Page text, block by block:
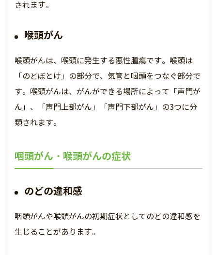
されます。
喉頭がん
喉頭がんは、喉頭に発生する悪性腫瘍です。喉頭は
「のどぼとけ」の部分で、気管と咽頭をつなぐ部分で
す。喉頭がんは、がんができる場所によって「声門が
ん」、「声門上部がん」「声門下部がん」の3つに分
類されます。
咽頭がん・喉頭がんの症状
のどの違和感
咽頭がんや喉頭がんの初期症状としてのどの違和感を
生じることがあります。